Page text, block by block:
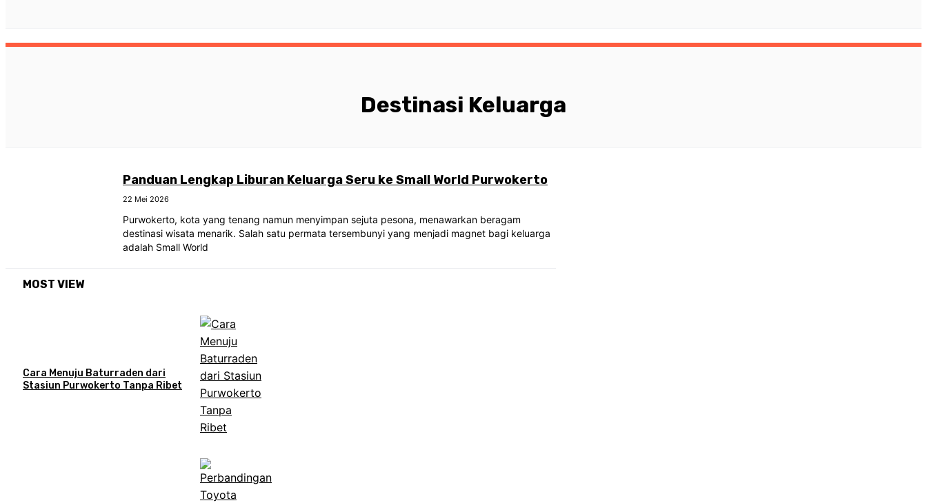
Destinasi Keluarga
Panduan Lengkap Liburan Keluarga Seru ke Small World Purwokerto
22 Mei 2026
Purwokerto, kota yang tenang namun menyimpan sejuta pesona, menawarkan beragam
destinasi wisata menarik. Salah satu permata tersembunyi yang menjadi magnet bagi keluarga
adalah Small World
MOST VIEW
Cara Menuju Baturraden dari
Stasiun Purwokerto Tanpa Ribet